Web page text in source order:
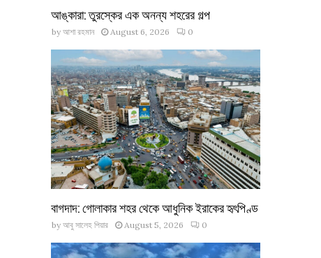
আঙ্কারা: তুরস্কের এক অনন্য শহরের গল্প
by আশা রহমান August 6, 2026 0
বাগদাদ: গোলাকার শহর থেকে আধুনিক ইরাকের হৃৎপিণ্ড
by আবু সালেহ পিয়ার August 5, 2026 0